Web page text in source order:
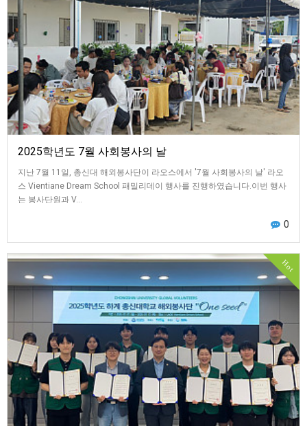
2025학년도 7월 사회봉사의 날
지난 7월 11일, 총신대 해외봉사단이 라오스에서 '7월 사회봉사의 날' 라오
스 Vientiane Dream School 패밀리데이 행사를 진행하였습니다.이번 행사
는 봉사단원과 V…
0
Hot